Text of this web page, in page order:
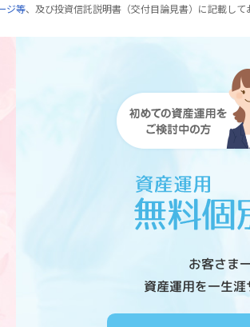
ジ等、及び投資信託説明書（交付目論見書）に記載して
お客さま
資産運用を一生涯